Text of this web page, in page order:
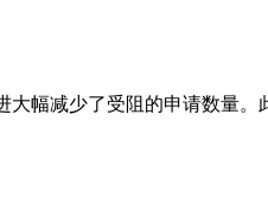
幅减少了受阻的申请数量